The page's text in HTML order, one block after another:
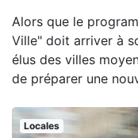
Alors que le
Ville" doit arriver à
élus des villes
de préparer une
Locales